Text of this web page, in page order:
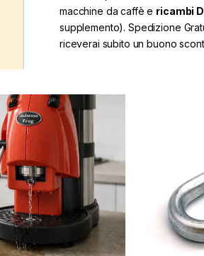
macchine da caffè e ricambi
supplemento). Spedizione
riceverai subito un buono